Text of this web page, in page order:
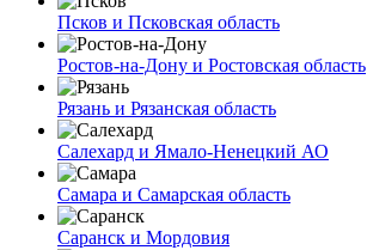
Псков и Псковская область
Ростов-на-Дону и Ростовская область
Рязань и Рязанская область
Салехард и Ямало-Ненецкий АО
Самара и Самарская область
Саранск и Мордовия